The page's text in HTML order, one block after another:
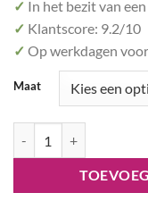
✓ In het bezit van
✓ Klantscore: 9.2/10
✓ Op werkdagen
Maat